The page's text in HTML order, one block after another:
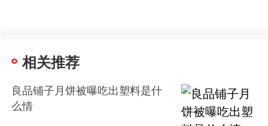
相关推荐
良品铺子月饼被曝吃出塑料是什
么情